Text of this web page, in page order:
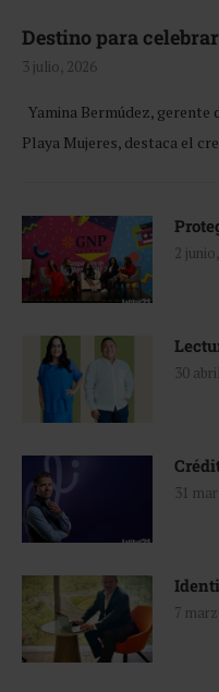
Destino para celebrar
3 julio, 2026
Yamina Bermúdez, gerente
Playa Mujeres, destaca el
2
30
31
7